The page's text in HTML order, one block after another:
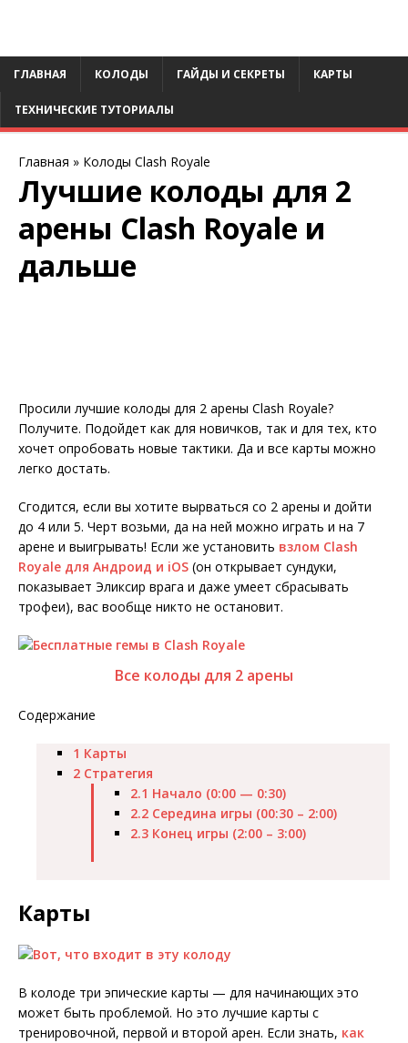
ГЛАВНАЯ КОЛОДЫ ГАЙДЫ И СЕКРЕТЫ КАРТЫ
ТЕХНИЧЕСКИЕ ТУТОРИАЛЫ
Главная » Колоды Clash Royale
Лучшие колоды для 2
арены Clash Royale и
дальше
Просили лучшие колоды для 2 арены Clash Royale?
Получите. Подойдет как для новичков, так и для тех, кто
хочет опробовать новые тактики. Да и все карты можно
легко достать.
Сгодится, если вы хотите вырваться со 2 арены и дойти
до 4 или 5. Черт возьми, да на ней можно играть и на 7
арене и выигрывать! Если же установить взлом Clash
Royale для Андроид и iOS (он открывает сундуки,
показывает Эликсир врага и даже умеет сбрасывать
трофеи), вас вообще никто не остановит.
Все колоды для 2 арены
Содержание
1 Карты
2 Стратегия
2.1 Начало (0:00 — 0:30)
2.2 Середина игры (00:30 – 2:00)
2.3 Конец игры (2:00 – 3:00)
Карты
В колоде три эпические карты — для начинающих это
может быть проблемой. Но это лучшие карты с
тренировочной, первой и второй арен. Если знать, как